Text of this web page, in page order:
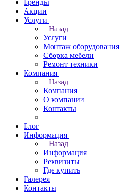
Бренды
Акции
Услуги
Назад
Услуги
Монтаж оборудования
Сборка мебели
Ремонт техники
Компания
Назад
Компания
О компании
Контакты
Блог
Информация
Назад
Информация
Реквизиты
Где купить
Галерея
Контакты